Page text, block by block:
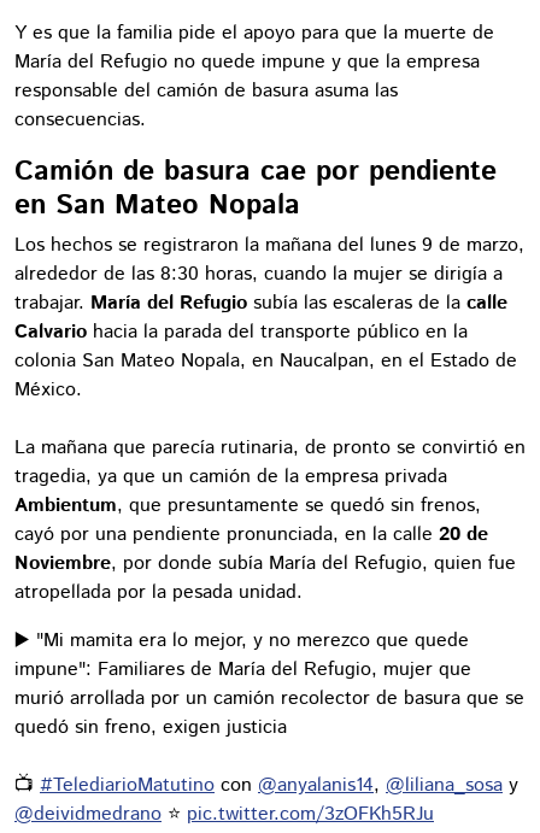
Y es que la familia pide el apoyo para que la muerte de
María del Refugio no quede impune y que la empresa
responsable del camión de basura asuma las
consecuencias.
Camión de basura cae por pendiente
en San Mateo Nopala
Los hechos se registraron la mañana del lunes 9 de marzo,
alrededor de las 8:30 horas, cuando la mujer se dirigía a
trabajar. María del Refugio subía las escaleras de la calle
Calvario hacia la parada del transporte público en la
colonia San Mateo Nopala, en Naucalpan, en el Estado de
México.
La mañana que parecía rutinaria, de pronto se convirtió en
tragedia, ya que un camión de la empresa privada
Ambientum, que presuntamente se quedó sin frenos,
cayó por una pendiente pronunciada, en la calle 20 de
Noviembre, por donde subía María del Refugio, quien fue
atropellada por la pesada unidad.
▶️ "Mi mamita era lo mejor, y no merezco que quede
impune": Familiares de María del Refugio, mujer que
murió arrollada por un camión recolector de basura que se
quedó sin freno, exigen justicia
📺 #TelediarioMatutino con @anyalanis14, @liliana_sosa y
@deividmedrano ⭐️ pic.twitter.com/3zOFKh5RJu